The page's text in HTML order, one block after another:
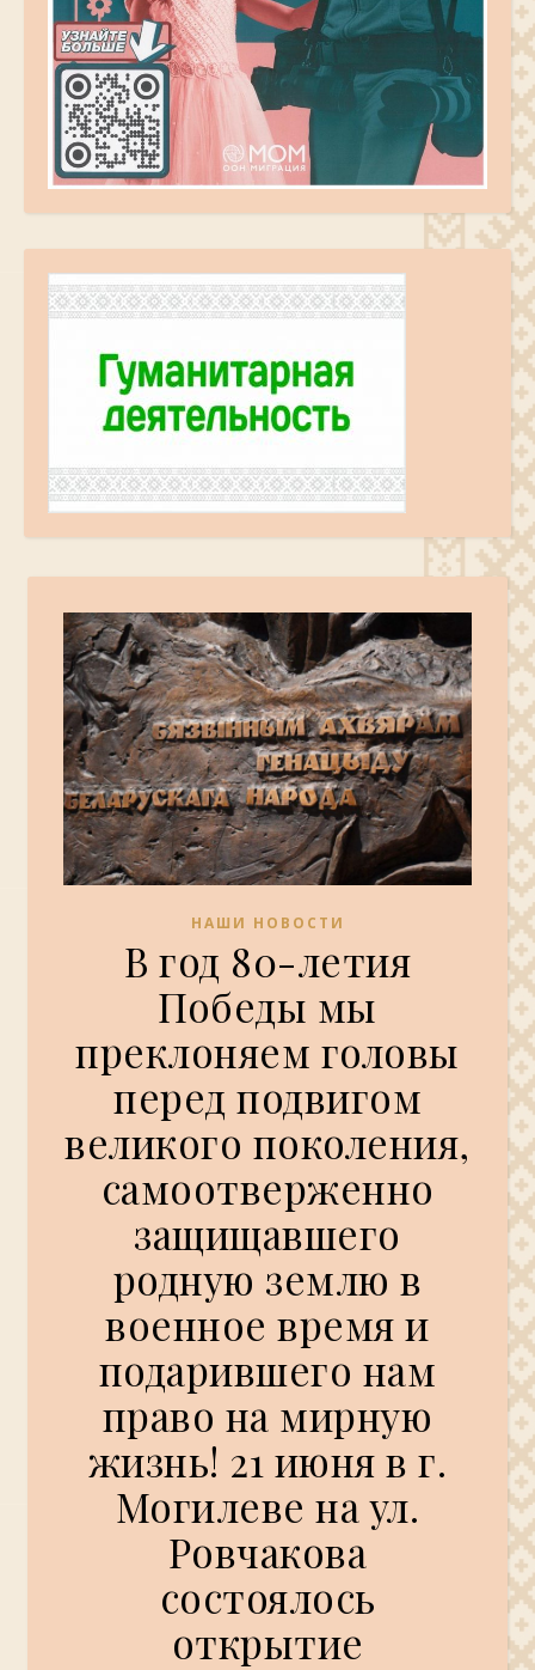
НАШИ НОВОСТИ
В год 80-летия
Победы мы
преклоняем головы
перед подвигом
великого поколения,
самоотверженно
защищавшего
родную землю в
военное время и
подарившего нам
право на мирную
жизнь! 21 июня в г.
Могилеве на ул.
Ровчакова
состоялось
открытие